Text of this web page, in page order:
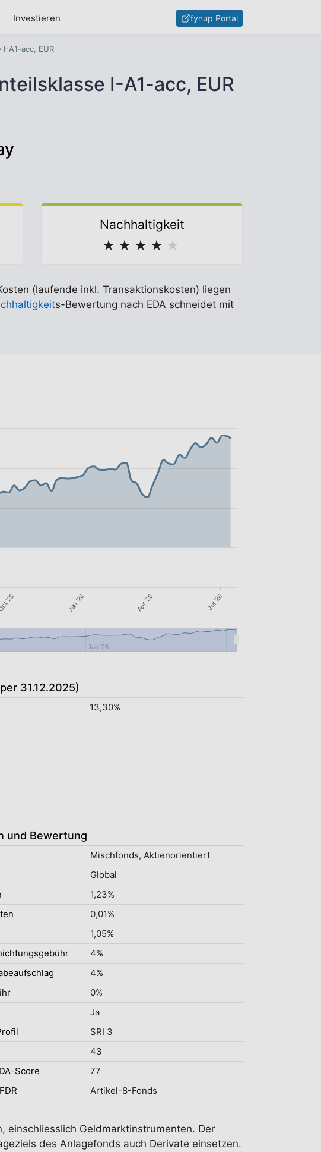
Investieren fynup Portal
A1-acc, EUR
I-A1-acc, EUR
Nachhaltigkeit
★ ★ ★ ★ ★
(laufende inkl. Transaktionskosten) liegen
s-Bewertung nach EDA schneidet mit
'25 Jan '26 Apr '26 Jul '26
Jan '26
31.12.2025)
13,30%
und Bewertung
Mischfonds, Aktienorientiert
Global
1,23%
0,01%
1,05%
4%
4%
0%
Ja
SRI 3
43
Score
77
Artikel-8-Fonds
einschliesslich Geldmarktinstrumenten. Der
des Anlagefonds auch Derivate einsetzen.